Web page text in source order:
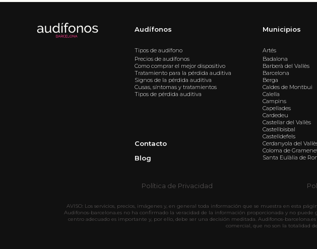
Audífonos
Tipos de audífono
Precios de audífonos
Como comprar el mejor dispositivo
Tratamiento para la pérdida auditiva
Signos de la pérdida auditiva
Cusas, síntomas y tratamientos
Tipos de pérdida auditiva
Contacto
Blog
Municipios
Artés
Badalona
Barberà del Vallès
Barcelona
Berga
Caldes de Montbui
Calella
Campins
Capellades
Cardedeu
Castellar del Vallès
Castellbisbal
Castelldefels
Cerdanyola del
Coloma de
Santa Eulàlia de
Política de Privacidad
AVISO: Los servicios, precios, imágenes y, en general toda información que se muestra en esta
Audifonos-barcelona.es no ha confirmado la veracidad de la información proporcionada y no
centro adecuado es importante y, por ello, debe ser una decisión meditada. Audifonos-
comercial, que no son la totalidad